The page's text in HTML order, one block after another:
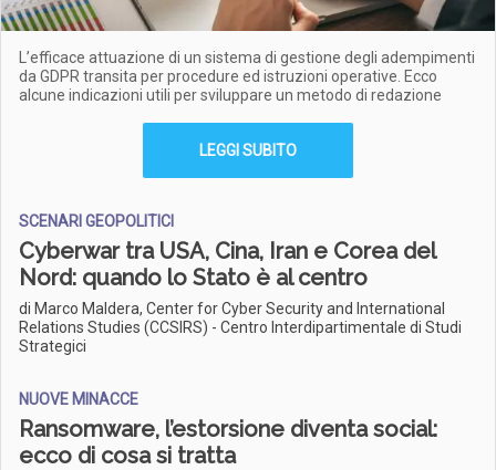
L’efficace attuazione di un sistema di gestione degli adempimenti
da GDPR transita per procedure ed istruzioni operative. Ecco
alcune indicazioni utili per sviluppare un metodo di redazione
LEGGI SUBITO
SCENARI GEOPOLITICI
Cyberwar tra USA, Cina, Iran e Corea del
Nord: quando lo Stato è al centro
di Marco Maldera, Center for Cyber Security and International
Relations Studies (CCSIRS) - Centro Interdipartimentale di Studi
Strategici
NUOVE MINACCE
Ransomware, l’estorsione diventa social:
ecco di cosa si tratta